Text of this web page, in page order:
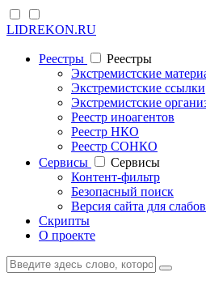
LIDREKON.RU
Реестры
Реестры
Экстремистские
Экстремистские ссылки
Экстремистские
Реестр иноагентов
Реестр НКО
Реестр СОНКО
Cервисы
Cервисы
Контент-фильтр
Безопасный поиск
Версия сайта для
Скрипты
О проекте